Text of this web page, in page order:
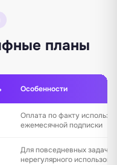
планы
Особенности
Оплата по факту
ежемесячной подписки
Для повседневных задач и
нерегулярного